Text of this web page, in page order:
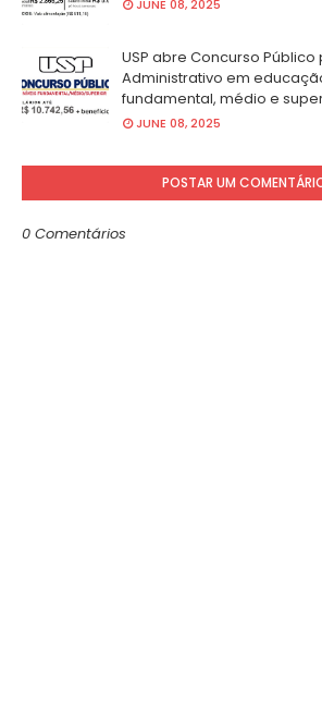
JUNE 08, 2025
USP abre Concurso
Administrativo em
fundamental, médio e
JUNE 08, 2025
POSTAR UM
0 Comentários